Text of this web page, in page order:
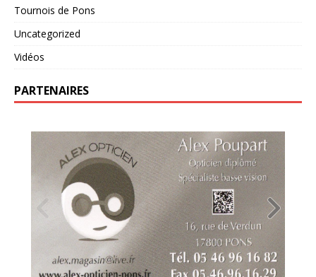
Tournois de Pons
Uncategorized
Vidéos
PARTENAIRES